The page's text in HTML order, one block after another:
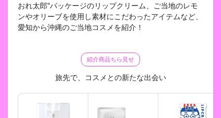
おれ太郎”パッケージのリップクリーム、ご当地のレモ
ンやオリーブを使用し素材にこだわったアイテムなど、
愛知から沖縄のご当地コスメを紹介！
紹介商品ちら見せ
旅先で、コスメとの新たな出会い